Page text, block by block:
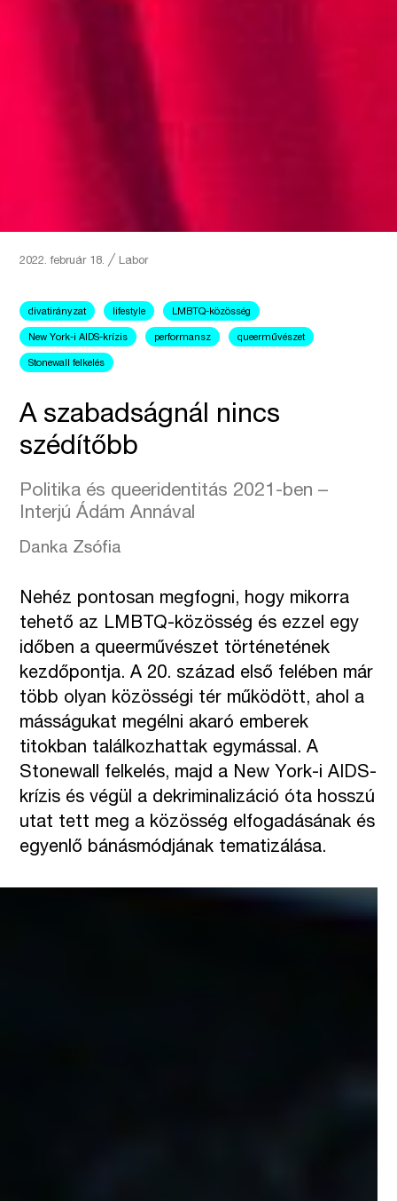
2022. február 18.╱ Labor
divatirányzat lifestyle LMBTQ-közösség
New York-i AIDS-krízis performansz queerművészet
Stonewall felkelés
A szabadságnál nincs
szédítőbb
Politika és queeridentitás 2021-ben –
Interjú Ádám Annával
Danka Zsófia
Nehéz pontosan megfogni, hogy mikorra
tehető az LMBTQ-közösség és ezzel egy
időben a queerművészet történetének
kezdőpontja. A 20. század első felében már
több olyan közösségi tér működött, ahol a
másságukat megélni akaró emberek
titokban találkozhattak egymással. A
Stonewall felkelés, majd a New York-i AIDS-
krízis és végül a dekriminalizáció óta hosszú
utat tett meg a közösség elfogadásának és
egyenlő bánásmódjának tematizálása.